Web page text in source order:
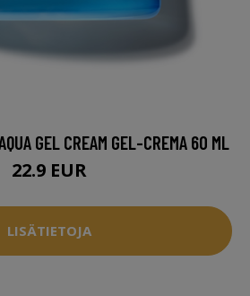
GEL CREAM GEL-CREMA 60 ML
22.9 EUR
LISÄTIETOJA